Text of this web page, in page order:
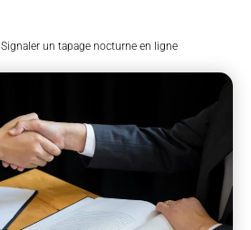
Signaler un tapage nocturne en ligne